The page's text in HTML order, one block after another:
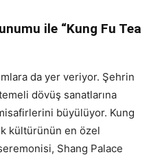
ile “Kung Fu Tea
da yer veriyor. Şehrin
dövüş sanatlarına
büyülüyor. Kung
kültürünün en özel
Shang Palace